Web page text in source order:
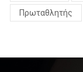
Πρωταθλητής